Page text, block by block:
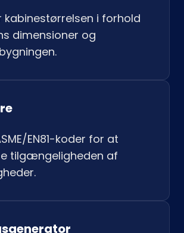
kabinestørrelsen i forhold
dimensioner og
EN81-koder for at
tilgængeligheden af